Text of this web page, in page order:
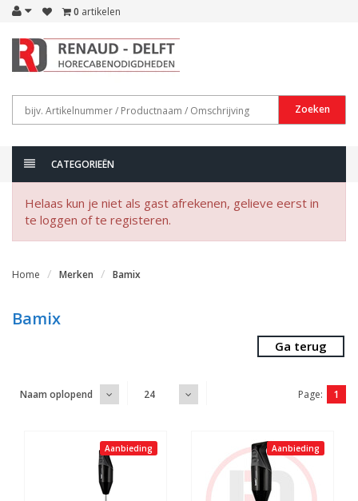
0 artikelen
Zoeken
CATEGORIEËN
Helaas kun je niet als gast afrekenen, gelieve eerst in
te loggen of te registeren.
Home Merken Bamix
Bamix
Ga terug
Naam oplopend 24 Page: 1
Aanbieding Aanbieding